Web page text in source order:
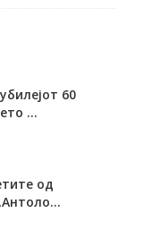
60
...
од